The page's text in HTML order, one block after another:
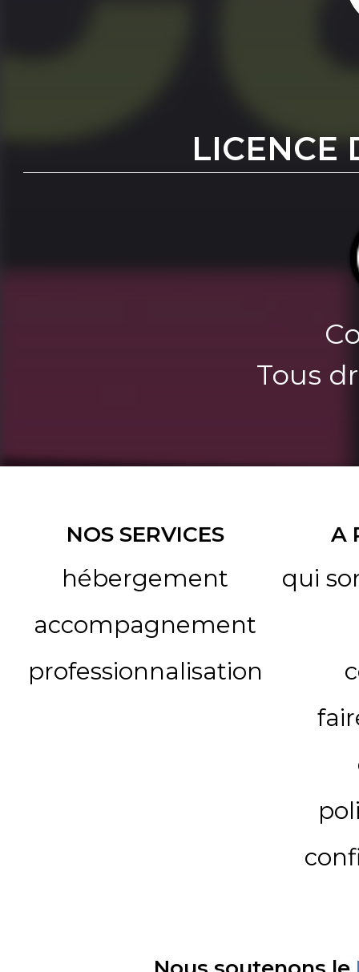
LICENCE
Tous
NOS SERVICES
hébergement
accompagnement
professionnalisation
A
qui